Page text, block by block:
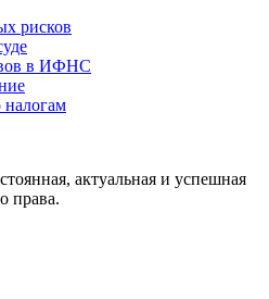
рисков
в ИФНС
налогам
актуальная и успешная
права.